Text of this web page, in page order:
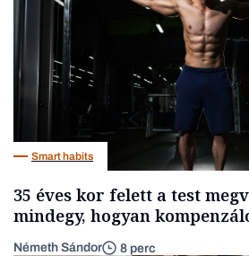
Smart habits
35 éves kor felett a test
mindegy, hogyan
Németh Sándor 8 perc